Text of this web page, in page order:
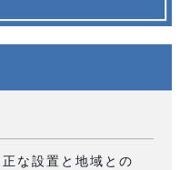
な設置と地域との